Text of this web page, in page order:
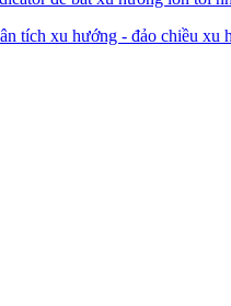
tích xu hướng - đảo chiều xu